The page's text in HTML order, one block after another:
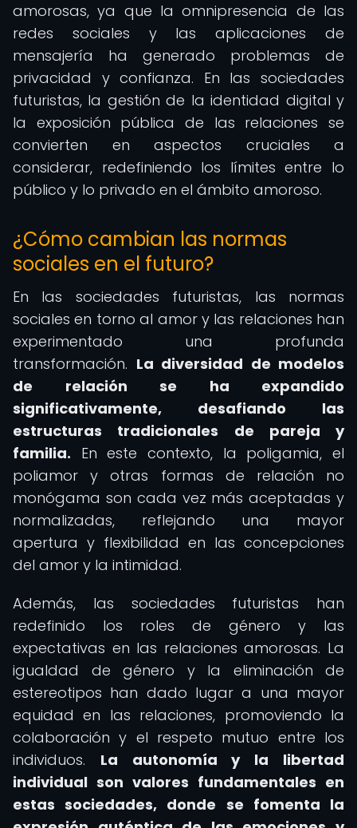
amorosas, ya que la omnipresencia de las
redes sociales y las aplicaciones de
mensajería ha generado problemas de
privacidad y confianza. En las sociedades
futuristas, la gestión de la identidad digital y
la exposición pública de las relaciones se
convierten en aspectos cruciales a
considerar, redefiniendo los límites entre lo
público y lo privado en el ámbito amoroso.
¿Cómo cambian las normas
sociales en el futuro?
En las sociedades futuristas, las normas
sociales en torno al amor y las relaciones han
experimentado una profunda
transformación. La diversidad de modelos
de relación se ha expandido
significativamente, desafiando las
estructuras tradicionales de pareja y
familia. En este contexto, la poligamia, el
poliamor y otras formas de relación no
monógama son cada vez más aceptadas y
normalizadas, reflejando una mayor
apertura y flexibilidad en las concepciones
del amor y la intimidad.
Además, las sociedades futuristas han
redefinido los roles de género y las
expectativas en las relaciones amorosas. La
igualdad de género y la eliminación de
estereotipos han dado lugar a una mayor
equidad en las relaciones, promoviendo la
colaboración y el respeto mutuo entre los
individuos. La autonomía y la libertad
individual son valores fundamentales en
estas sociedades, donde se fomenta la